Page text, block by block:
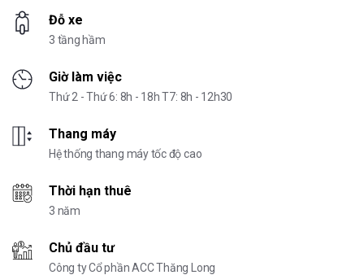
Đỗ xe
3 tầng hầm
Giờ làm việc
Thứ 2 - Thứ 6: 8h - 18h T7: 8h - 12h30
Thang máy
Hệ thống thang máy tốc độ cao
Thời hạn thuê
3 năm
Chủ đầu tư
Công ty Cổ phần ACC Thăng Long